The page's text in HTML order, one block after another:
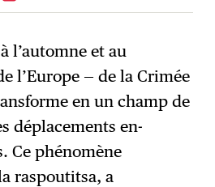
l’automne et au
l’Europe — de la Crimée
en un champ de
déplacements en-
Ce phénomène
raspoutitsa, a